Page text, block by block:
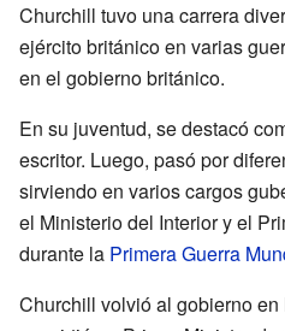
Churchill tuvo una carrera
ejército británico en varias
en el gobierno británico.
En su juventud, se destacó
escritor. Luego, pasó por
sirviendo en varios cargos
el Ministerio del Interior y el
durante la Primera Guerra
Churchill volvió al gobierno